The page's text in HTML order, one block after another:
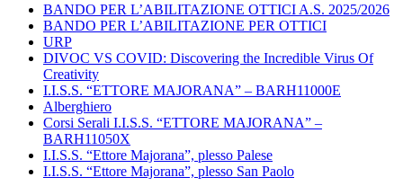
BANDO PER L’ABILITAZIONE OTTICI A.S. 2025/2026
BANDO PER L’ABILITAZIONE PER OTTICI
URP
DIVOC VS COVID: Discovering the Incredible Virus Of
Creativity
I.I.S.S. “ETTORE MAJORANA” – BARH11000E
Alberghiero
Corsi Serali I.I.S.S. “ETTORE MAJORANA” –
BARH11050X
I.I.S.S. “Ettore Majorana”, plesso Palese
I.I.S.S. “Ettore Majorana”, plesso San Paolo